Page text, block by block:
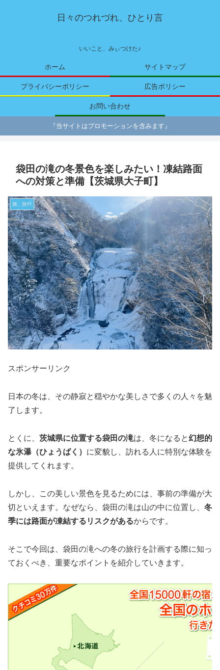
日々のつれづれ、ひとり言
いいこと、みぃつけた♪
ホーム サイトマップ
プライバシーポリシー 広告ポリシー
お問い合わせ
『当サイトはプロモーションを含みます』
袋田の滝の冬景色を楽しみたい！凍結路面
への対策と準備【茨城県大子町】
旅、旅行
スポンサーリンク
日本の冬は、その静寂と穏やかな美しさで多くの人々を魅
了します。
とくに、 茨城県に位置する袋田の滝は、冬になると幻想的
な氷瀑（ひょうばく） に変貌し、訪れる人に特別な体験を
提供してくれます。
しかし、この美しい景色を見るためには、事前の準備が大
切といえます。なぜなら、袋田の滝は山の中に位置し、 冬
季には路面が凍結するリスクがあるからです。
そこで今回は、袋田の滝への冬の旅行を計画する際に知っ
ておくべき、重要なポイントを紹介していきます。